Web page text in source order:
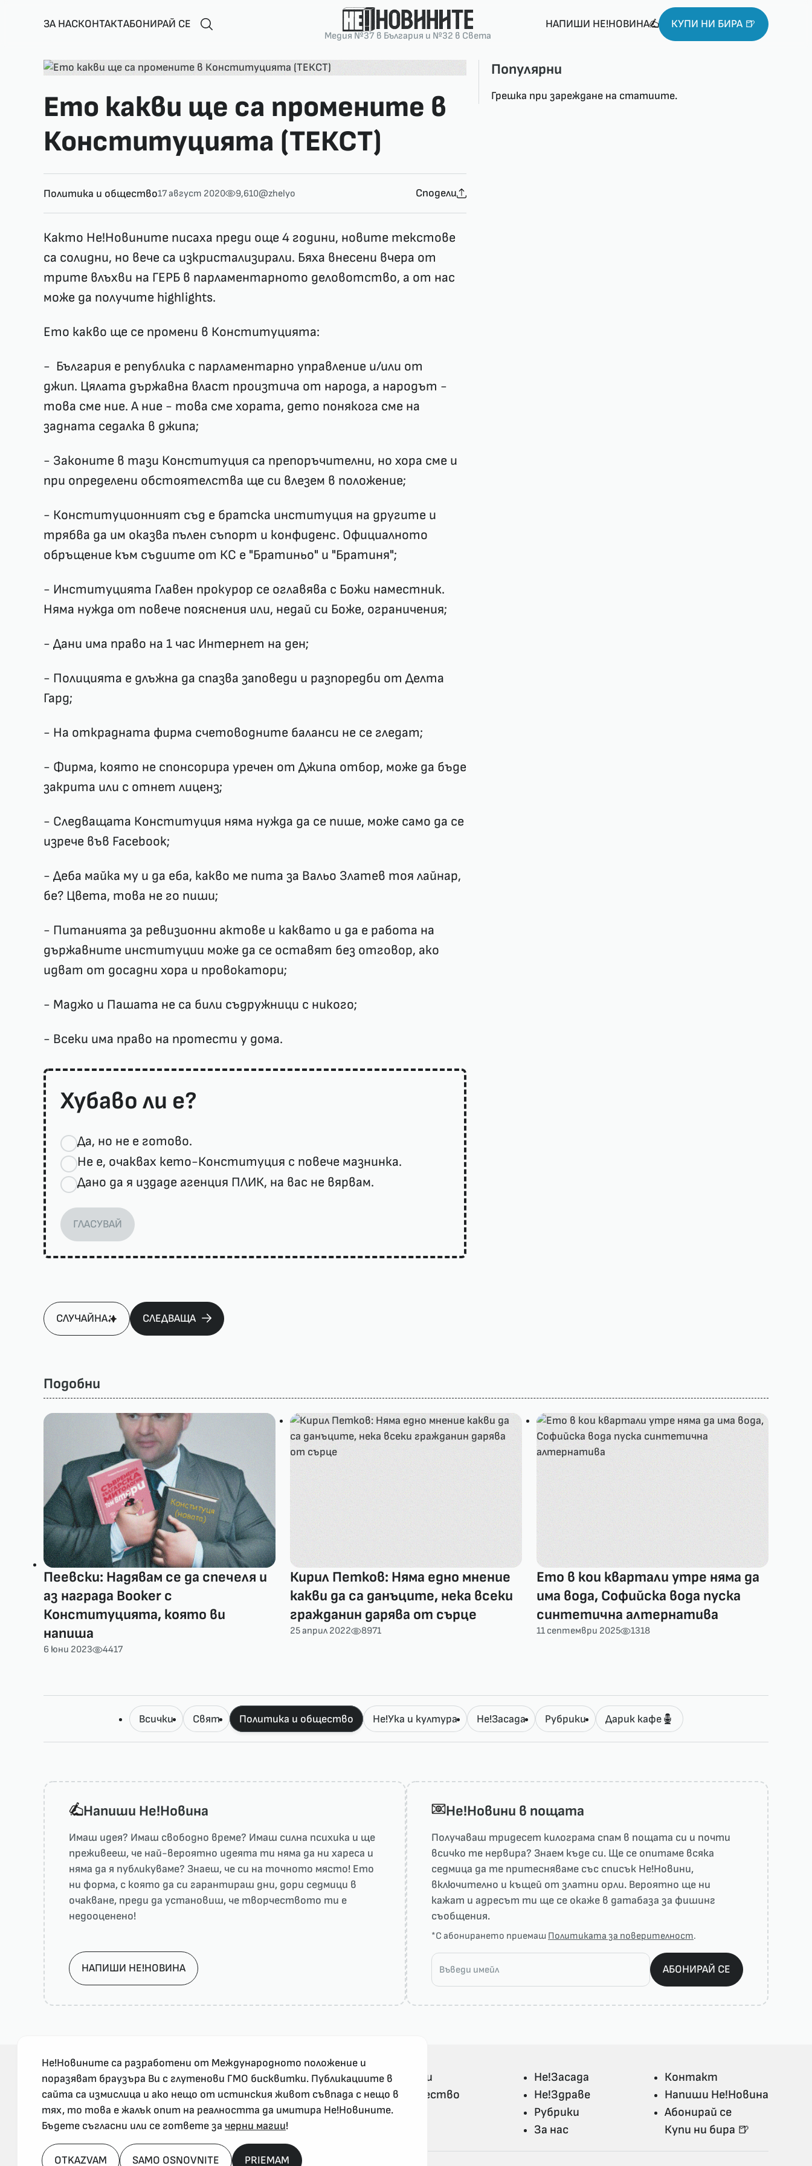
ЗА НАСКОНТАКТАБОНИРАЙ СЕ
Медия №37 в България и №32 в Света
НАПИШИ НЕ!НОВИНА КУПИ НИ БИРА 🍺
Ето какви ще са промените в
Конституцията (ТЕКСТ)
Политика и общество17 август 2020 9,610@zhelyo Сподели
Както Не!Новините писаха преди още 4 години, новите текстове
са солидни, но вече са изкристализирали. Бяха внесени вчера от
трите влъхви на ГЕРБ в парламентарното деловотство, а от нас
може да получите highlights.
Ето какво ще се промени в Конституцията:
- България е република с парламентарно управление и/или от
джип. Цялата държавна власт произтича от народа, а народът -
това сме ние. А ние - това сме хората, дето понякога сме на
задната седалка в джипа;
- Законите в тази Конституция са препоръчителни, но хора сме и
при определени обстоятелства ще си влезем в положение;
- Конституционният съд е братска институция на другите и
трябва да им оказва пълен съпорт и конфиденс. Официалното
обръщение към съдиите от КС е "Братиньо" и "Братиня";
- Институцията Главен прокурор се оглавява с Божи наместник.
Няма нужда от повече пояснения или, недай си Боже, ограничения;
- Дани има право на 1 час Интернет на ден;
- Полицията е длъжна да спазва заповеди и разпоредби от Делта
Гард;
- На открадната фирма счетоводните баланси не се гледат;
- Фирма, която не спонсорира уречен от Джипа отбор, може да бъде
закрита или с отнет лиценз;
- Следващата Конституция няма нужда да се пише, може само да се
изрече във Facebook;
- Деба майка му и да еба, какво ме пита за Вальо Златев тоя лайнар,
бе? Цвета, това не го пиши;
- Питанията за ревизионни актове и каквато и да е работа на
държавните институции може да се оставят без отговор, ако
идват от досадни хора и провокатори;
- Маджо и Пашата не са били съдружници с никого;
- Всеки има право на протести у дома.
Хубаво ли е?
Да, но не е готово.
Не е, очаквах кето-Конституция с повече мазнинка.
Дано да я издаде агенция ПЛИК, на вас не вярвам.
ГЛАСУВАЙ
СЛУЧАЙНА СЛЕДВАЩА
Популярни
Грешка при зареждане на статиите.
Подобни
Пеевски: Надявам се да спечеля и
аз награда Booker с
Конституцията, която ви
напиша
6 юни 2023 4417
Кирил Петков: Няма едно мнение
какви да са данъците, нека всеки
гражданин дарява от сърце
25 април 2022 8971
Ето в кои квартали утре няма да
има вода, Софийска вода пуска
синтетична алтернатива
11 септември 2025 1318
Всички Свят Политика и общество Не!Ука и култура Не!Засада Рубрики Дарик кафе
Напиши He!Новина
Имаш идея? Имаш свободно време? Имаш силна психика и ще
преживееш, че най-вероятно идеята ти няма да ни харесa и
няма да я публикуваме? Знаеш, че си на точното място! Ето
ни форма, с която да си гарантираш дни, дори седмици в
очакване, преди да установиш, че творчеството ти е
недооценено!
НАПИШИ НЕ!НОВИНА
He!Новини в пощата
Получаваш тридесет килограма спам в пощата си и почти
всичко те нервира? Знаем къде си. Ще се опитаме всяка
седмица да те притесняваме със списък He!Новини,
включително и къщей от златни орли. Вероятно ще ни
кажат и адресът ти ще се окаже в датабаза за фишинг
съобщения.
*С абонирането приемаш Политиката за поверителност.
АБОНИРАЙ СЕ
За реклама и връзка с нас, пишете на
nenovinite@gmail.com
Всички Не!Новини
Политика и общество
Свят
Не!Засада
Не!Здраве
Рубрики
За нас
Контакт
Напиши Не!Новина
Абонирай се
Купи ни бира 🍺
Не!Новините са разработени от Международното положение и
поразяват браузъра Ви с глутенови ГМО бисквитки. Публикациите в
сайта са измислица и ако нещо от истинския живот съвпада с нещо в
тях, то това е жалък опит на реалността да имитира Не!Новините.
Бъдете съгласни или се гответе за черни магии!
OTKAZVAM SAMO OSNOVNITE PRIEMAM